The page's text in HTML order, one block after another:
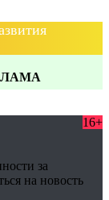
16+
за
на новость